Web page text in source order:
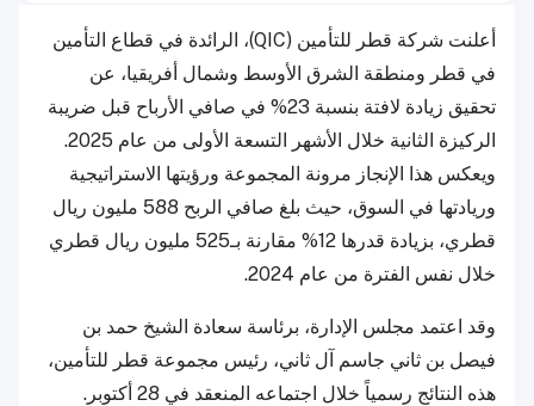
أعلنت شركة قطر للتأمين (QIC)، الرائدة في قطاع التأمين
في قطر ومنطقة الشرق الأوسط وشمال أفريقيا، عن
تحقيق زيادة لافتة بنسبة 23% في صافي الأرباح قبل ضريبة
الركيزة الثانية خلال الأشهر التسعة الأولى من عام 2025.
ويعكس هذا الإنجاز مرونة المجموعة ورؤيتها الاستراتيجية
وريادتها في السوق، حيث بلغ صافي الربح 588 مليون ريال
قطري، بزيادة قدرها 12% مقارنة بـ525 مليون ريال قطري
خلال نفس الفترة من عام 2024.
وقد اعتمد مجلس الإدارة، برئاسة سعادة الشيخ حمد بن
فيصل بن ثاني جاسم آل ثاني، رئيس مجموعة قطر للتأمين،
هذه النتائج رسمياً خلال اجتماعه المنعقد في 28 أكتوبر.